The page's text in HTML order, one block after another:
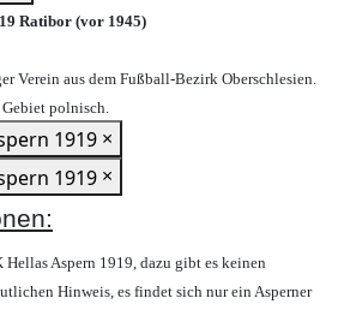
Ratibor (vor 1945)
Verein aus dem Fußball-Bezirk Oberschlesien.
polnisch.
×
×
Hellas Aspern 1919, dazu gibt es keinen
Hinweis, es findet sich nur ein Asperner